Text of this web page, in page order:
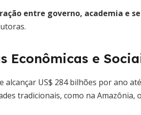
entre governo, academia e
Econômicas e
US$ 284 bilhões por ano
tradicionais, como na Amazônia,